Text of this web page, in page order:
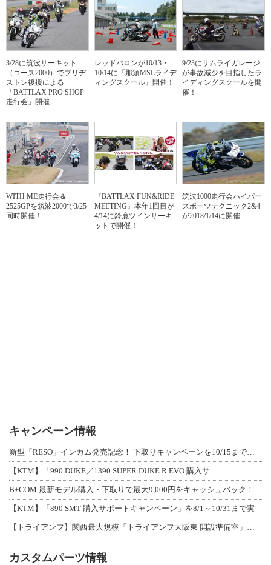
3/28に筑波サーキット
（コース2000）でブリヂ
ストン後援による
「BATTLAX PRO SHOP
走行会」開催
レッドバロンが10/13・
10/14に『那須MSLライデ
ィングスクール』開催！
9/23にサムライガレージ
が事故減少を目指したラ
イディングスクールを開
催！
WITH ME走行会＆
2525GPを筑波2000で3/25
同時開催！
『BATTLAX FUN&RIDE
MEETING』本年1回目が
4/14に鈴鹿ツインサーキ
ットで開催！
筑波1000走行会ハイパー
スポーツテクニック2&4
が2018/1/14に開催
キャンペーン情報
新型「RESO」インカム発売記念！ 下取りキャンペーンを10/15まで延長して開
【KTM】「990 DUKE／1390 SUPER DUKE R EVO 購入サ
B+COM 最新モデル購入・下取りで最大9,000円をキャッシュバック！「B+F
【KTM】「890 SMT 購入サポートキャンペーン」を8/1～10/31まで実
【トライアンフ】関西最大規模「トライアンフ大阪東 開設準備室」がオープン！ 限定
カスタムパーツ情報